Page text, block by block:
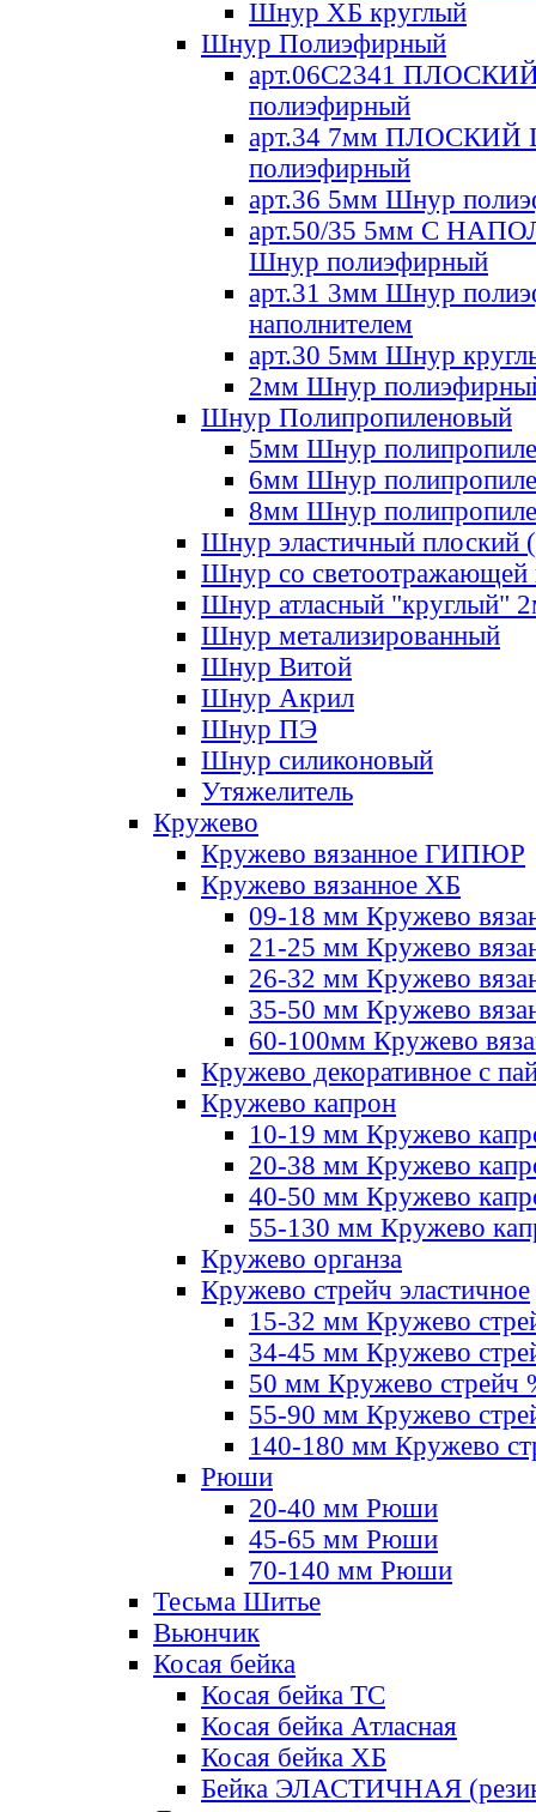
Шнур ХБ круглый
Шнур Полиэфирный
арт.06С2341
полиэфирный
арт.34 7мм ПЛОСКИЙ
полиэфирный
арт.36 5мм Шнур
арт.50/35 5мм С
Шнур полиэфирный
арт.31 3мм Шнур
наполнителем
арт.30 5мм Шнур
2мм Шнур
Шнур Полипропиленовый
5мм Шнур
6мм Шнур
8мм Шнур
Шнур эластичный плоский
Шнур со светоотражающей
Шнур атласный "круглый"
Шнур метализированный
Шнур Витой
Шнур Акрил
Шнур ПЭ
Шнур силиконовый
Утяжелитель
Кружево
Кружево вязанное ГИПЮР
Кружево вязанное ХБ
09-18 мм Кружево
21-25 мм Кружево
26-32 мм Кружево
35-50 мм Кружево
60-100мм Кружево
Кружево декоративное с
Кружево капрон
10-19 мм Кружево
20-38 мм Кружево
40-50 мм Кружево
55-130 мм Кружево
Кружево органза
Кружево стрейч эластичное
15-32 мм Кружево
34-45 мм Кружево
50 мм Кружево стрейч
55-90 мм Кружево
140-180 мм Кружево
Рюши
20-40 мм Рюши
45-65 мм Рюши
70-140 мм Рюши
Тесьма Шитье
Вьюнчик
Косая бейка
Косая бейка ТС
Косая бейка Атласная
Косая бейка ХБ
Бейка ЭЛАСТИЧНАЯ